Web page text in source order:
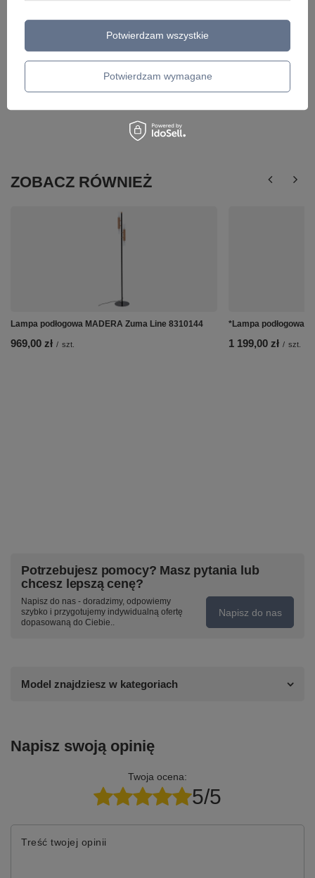
ZOBACZ RÓWNIEŻ
Lampa podłogowa MADERA Zuma Line 8310144
969,00 zł / szt.
*Lampa podłogowa
1 199,00 zł / szt.
Potrzebujesz pomocy? Masz pytania lub
chcesz lepszą cenę?
Napisz do nas - doradzimy, odpowiemy
szybko i przygotujemy indywidualną ofertę
dopasowaną do Ciebie..
Napisz do nas
Model znajdziesz w kategoriach
Napisz swoją opinię
Twoja ocena:
5/5
Treść twojej opinii
Potwierdzam wymagane
Potwierdzam wszystkie